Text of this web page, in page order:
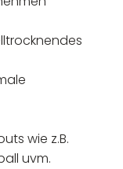
wie z.B.
uvm.